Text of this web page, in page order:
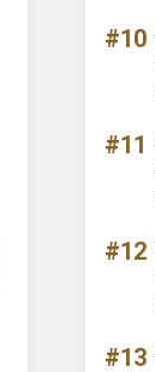
#10
#11
#12
#13